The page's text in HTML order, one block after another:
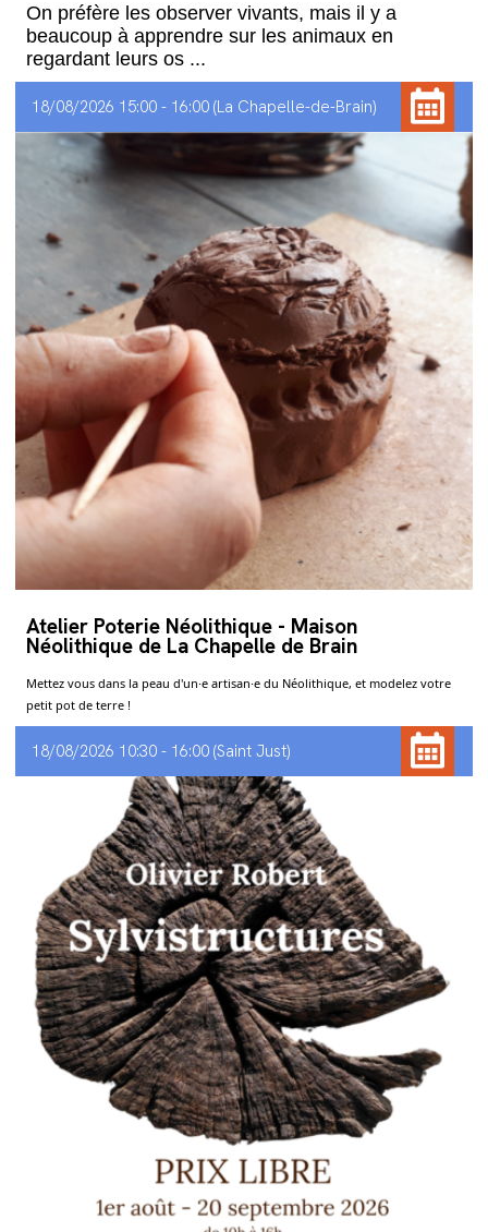
On préfère les observer vivants, mais il y a
beaucoup à apprendre sur les animaux en
regardant leurs os ...
18/08/2026 15:00 - 16:00 La Chapelle-de-Brain
Atelier Poterie Néolithique - Maison
Néolithique de La Chapelle de Brain
Mettez vous dans la peau d'un·e artisan·e du Néolithique, et modelez votre
petit pot de terre !
18/08/2026 10:30 - 16:00 Saint Just